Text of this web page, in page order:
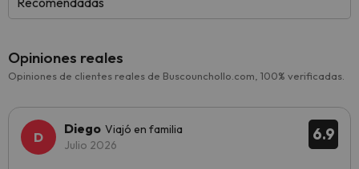
Opiniones reales
Opiniones de clientes reales de Buscounchollo.com, 100% verificadas.
6.9
Diego Viajó en familia
Julio 2026